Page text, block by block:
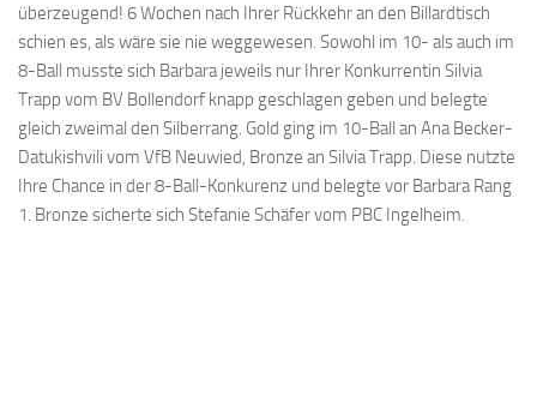
überzeugend! 6 Wochen nach Ihrer Rückkehr an den Billardtisch
schien es, als wäre sie nie weggewesen. Sowohl im 10- als auch im
8-Ball musste sich Barbara jeweils nur Ihrer Konkurrentin Silvia
Trapp vom BV Bollendorf knapp geschlagen geben und belegte
gleich zweimal den Silberrang. Gold ging im 10-Ball an Ana Becker-
Datukishvili vom VfB Neuwied, Bronze an Silvia Trapp. Diese nutzte
Ihre Chance in der 8-Ball-Konkurenz und belegte vor Barbara Rang
1. Bronze sicherte sich Stefanie Schäfer vom PBC Ingelheim.